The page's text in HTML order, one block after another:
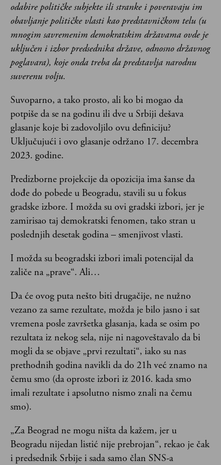
odabire političke subjekte ili stranke i poveravaju im
obavljanje političke vlasti kao predstavničkom telu (u
mnogim savremenim demokratskim državama ovde je
uključen i izbor predsednika države, odnosno državnog
poglavara), koje onda treba da predstavlja narodnu
suverenu volju.
Suvoparno, a tako prosto, ali ko bi mogao da
potpiše da se na godinu ili dve u Srbiji dešava
glasanje koje bi zadovoljilo ovu definiciju?
Uključujući i ovo glasanje održano 17. decembra
2023. godine.
Predizborne projekcije da opozicija ima šanse da
dođe do pobede u Beogradu, stavili su u fokus
gradske izbore. I možda su ovi gradski izbori, jer je
zamirisao taj demokratski fenomen, tako stran u
poslednjih desetak godina – smenjivost vlasti.
I možda su beogradski izbori imali potencijal da
zaliče na „prave“. Ali…
Da će ovog puta nešto biti drugačije, ne nužno
vezano za same rezultate, možda je bilo jasno i sat
vremena posle završetka glasanja, kada se osim po
rezultata iz nekog sela, nije ni nagoveštavalo da bi
mogli da se objave „prvi rezultati“, iako su nas
prethodnih godina navikli da do 21h već znamo na
čemu smo (da oproste izbori iz 2016. kada smo
imali rezultate i apsolutno nismo znali na čemu
smo).
„Za Beograd ne mogu ništa da kažem, jer u
Beogradu nijedan listić nije prebrojan“, rekao je čak
i predsednik Srbije i sada samo član SNS-a